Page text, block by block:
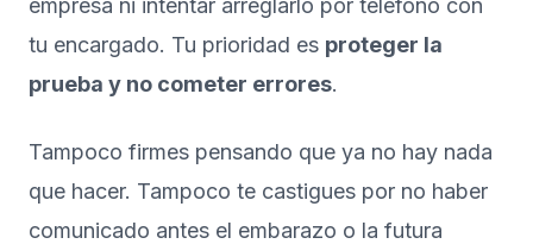
empresa ni intentar arreglarlo por teléfono con
tu encargado. Tu prioridad es proteger la
prueba y no cometer errores.
Tampoco firmes pensando que ya no hay nada
que hacer. Tampoco te castigues por no haber
comunicado antes el embarazo o la futura